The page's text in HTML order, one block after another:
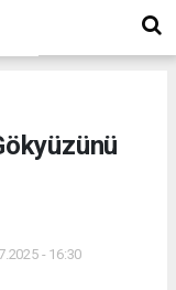
- 16:30